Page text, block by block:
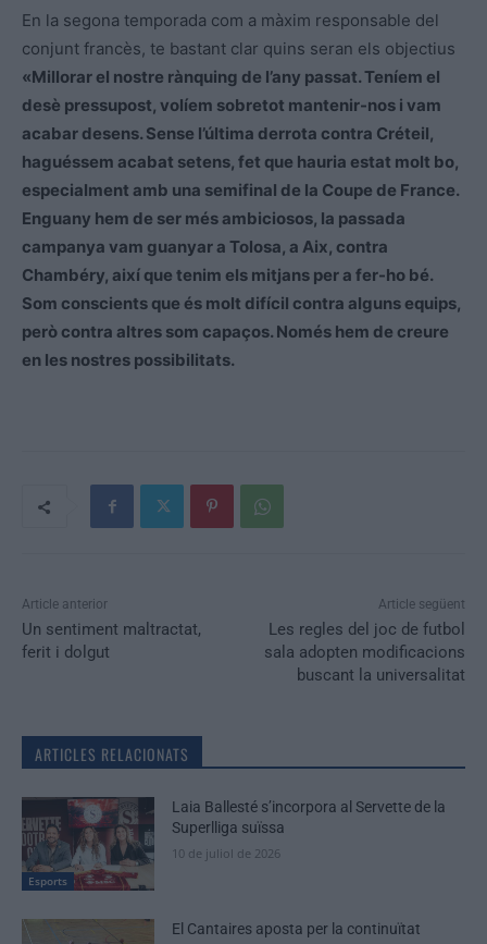
En la segona temporada com a màxim responsable del
conjunt francès, te bastant clar quins seran els objectius
«Millorar el nostre rànquing de l’any passat. Teníem el
desè pressupost, volíem sobretot mantenir-nos i vam
acabar desens. Sense l’última derrota contra Créteil,
haguéssem acabat setens, fet que hauria estat molt bo,
especialment amb una semifinal de la Coupe de France.
Enguany hem de ser més ambiciosos, la passada
campanya vam guanyar a Tolosa, a Aix, contra
Chambéry, així que tenim els mitjans per a fer-ho bé.
Som conscients que és molt difícil contra alguns equips,
però contra altres som capaços. Només hem de creure
en les nostres possibilitats.
Article anterior
Un sentiment maltractat,
ferit i dolgut
Article següent
Les regles del joc de futbol
sala adopten modificacions
buscant la universalitat
ARTICLES RELACIONATS
Esports
Laia Ballesté s’incorpora al Servette de la
Superlliga suïssa
10 de juliol de 2026
El Cantaires aposta per la continuïtat